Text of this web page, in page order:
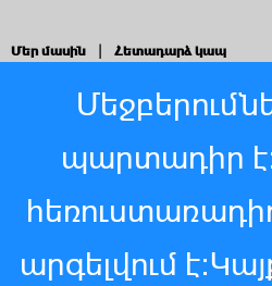
Մեր մասին Հետադարձ կապ
պարտադիր
արգելվում